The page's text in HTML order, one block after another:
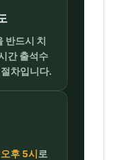
반드시 치
간 출석수
차입니다.
후 5시 로